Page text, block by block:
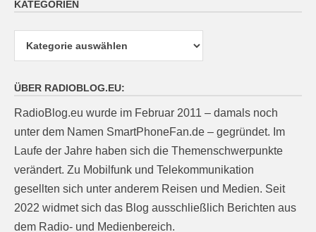
KATEGORIEN
Kategorien
ÜBER RADIOBLOG.EU:
RadioBlog.eu wurde im Februar 2011 – damals noch
unter dem Namen SmartPhoneFan.de – gegründet. Im
Laufe der Jahre haben sich die Themenschwerpunkte
verändert. Zu Mobilfunk und Telekommunikation
gesellten sich unter anderem Reisen und Medien. Seit
2022 widmet sich das Blog ausschließlich Berichten aus
dem Radio- und Medienbereich.